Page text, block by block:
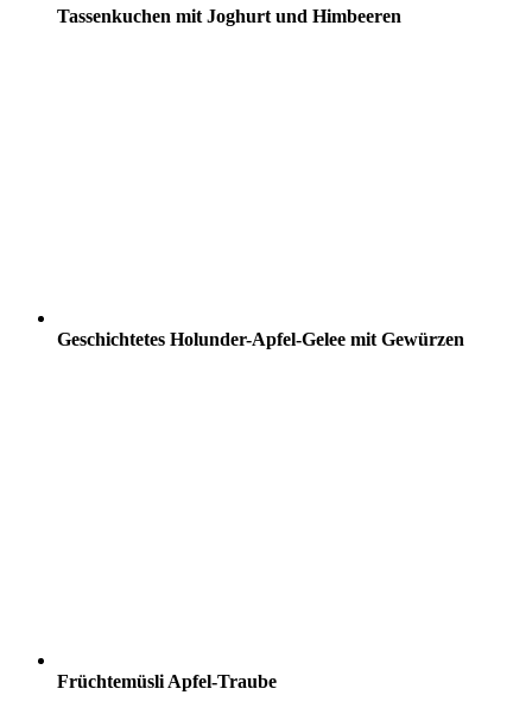
Tassenkuchen mit Joghurt und Himbeeren
Geschichtetes Holunder-Apfel-Gelee mit Gewürzen
Früchtemüsli Apfel-Traube